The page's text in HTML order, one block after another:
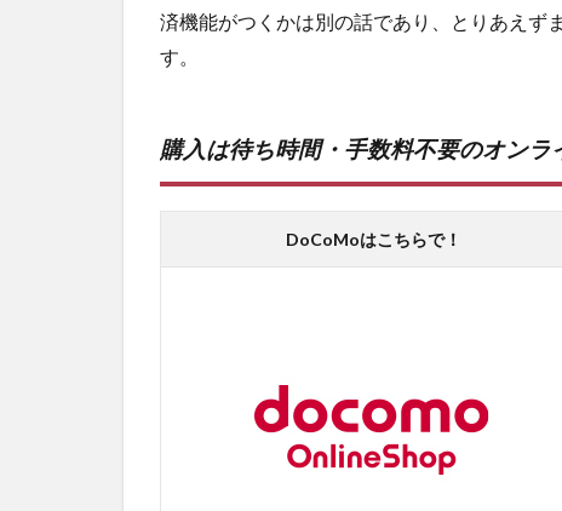
済機能がつくかは別の話であり、とりあえず
す。
購入は待ち時間・手数料不要のオンラ
DoCoMoはこちらで！